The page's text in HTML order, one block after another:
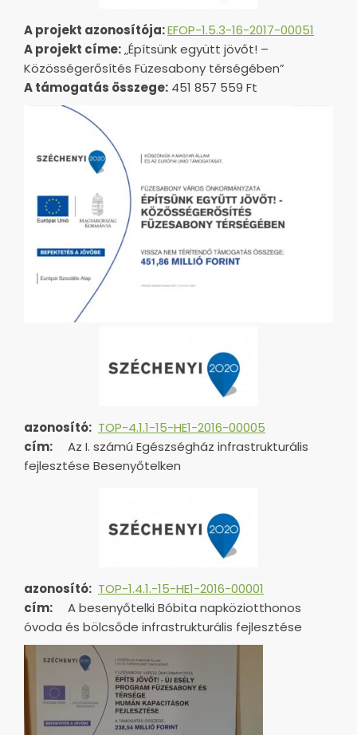
A projekt azonosítója:EFOP-1.5.3-16-2017-00051
A projekt címe:„Építsünk együtt jövőt! –
Közösségerősítés Füzesabony térségében”
A támogatás összege: 451 857 559 Ft
azonosító: TOP-4.1.1-15-HE1-2016-00005
cím:
Az I. számú Egészségház infrastrukturális
fejlesztése Besenyőtelken
azonosító: TOP-1.4.1.-15-HE1-2016-00001
cím:
A besenyőtelki Bóbita napköziotthonos
óvoda és bölcsőde infrastrukturális fejlesztése